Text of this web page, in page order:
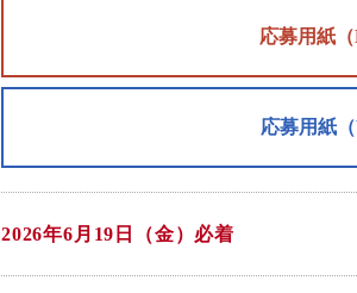
応募用紙
応募用紙
2026年6月19日（金）必着